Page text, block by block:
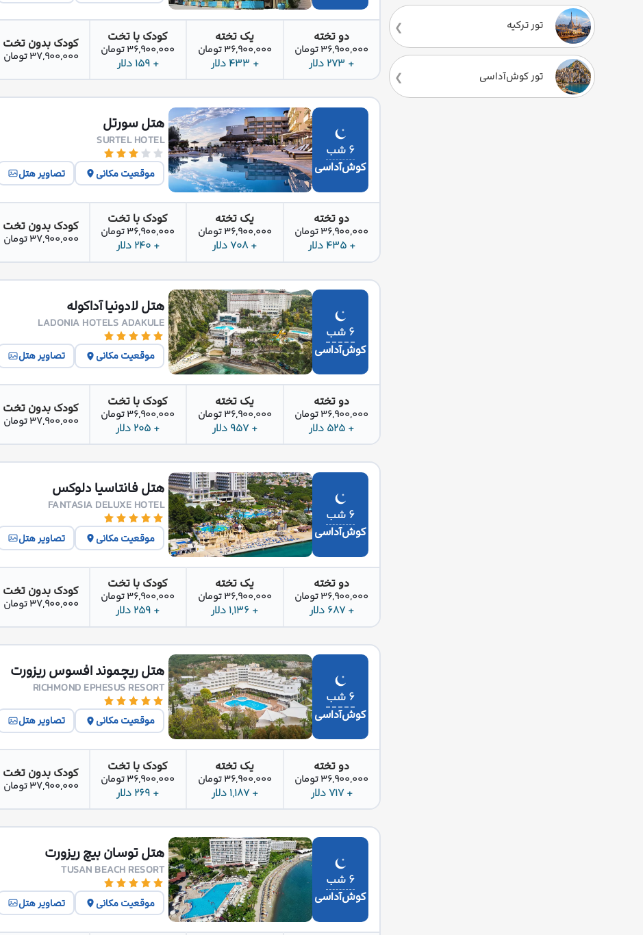
تور ترکیه
تور کوش‌آداسی
دو تخته
36,900,000 تومان
+ 273 دلار
یک تخته
36,900,000 تومان
+ 433 دلار
کودک با تخت
36,900,000 تومان
+ 159 دلار
کودک بدون تخت
37,900,000 تومان
۶ شب
کوش‌آداسی
هتل سورتل
SURTEL HOTEL
موقعیت مکانی تصاویر هتل
دو تخته
36,900,000 تومان
+ 435 دلار
یک تخته
36,900,000 تومان
+ 708 دلار
کودک با تخت
36,900,000 تومان
+ 240 دلار
کودک بدون تخت
37,900,000 تومان
۶ شب
کوش‌آداسی
هتل لادونیا آداکوله
LADONIA HOTELS ADAKULE
موقعیت مکانی تصاویر هتل
دو تخته
36,900,000 تومان
+ 525 دلار
یک تخته
36,900,000 تومان
+ 957 دلار
کودک با تخت
36,900,000 تومان
+ 205 دلار
کودک بدون تخت
37,900,000 تومان
۶ شب
کوش‌آداسی
هتل فانتاسیا دلوکس
FANTASIA DELUXE HOTEL
موقعیت مکانی تصاویر هتل
دو تخته
36,900,000 تومان
+ 687 دلار
یک تخته
36,900,000 تومان
+ 1,136 دلار
کودک با تخت
36,900,000 تومان
+ 259 دلار
کودک بدون تخت
37,900,000 تومان
۶ شب
کوش‌آداسی
هتل ریچموند افسوس ریزورت
RICHMOND EPHESUS RESORT
موقعیت مکانی تصاویر هتل
دو تخته
36,900,000 تومان
+ 717 دلار
یک تخته
36,900,000 تومان
+ 1,187 دلار
کودک با تخت
36,900,000 تومان
+ 269 دلار
کودک بدون تخت
37,900,000 تومان
۶ شب
کوش‌آداسی
هتل توسان بیچ ریزورت
TUSAN BEACH RESORT
موقعیت مکانی تصاویر هتل